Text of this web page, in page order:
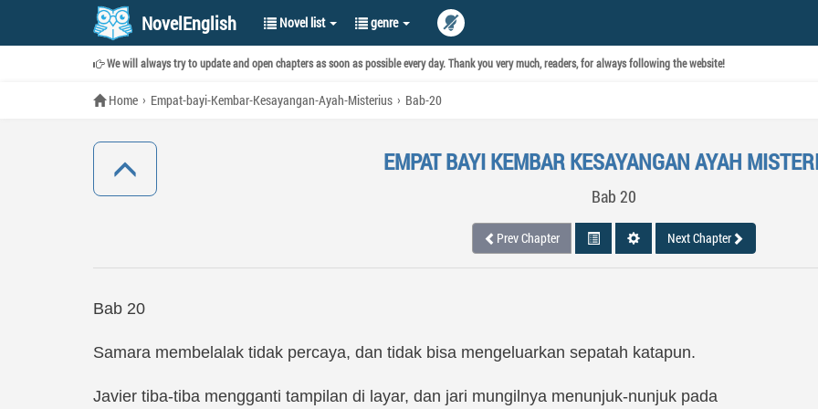
NovelEnglish Novel list genre
We will always try to update and open chapters as soon as possible every day. Thank you very much, readers, for always following the website!
Home Empat-bayi-Kembar-Kesayangan-Ayah-Misterius Bab-20
EMPAT BAYI KEMBAR KESAYANGAN AYAH
Bab 20
Prev Chapter Next Chapter
Bab 20
Samara membelalak tidak percaya, dan tidak bisa mengeluarkan sepatah katapun.
Javier tiba-tiba mengganti tampilan di layar, dan jari mungilnya menunjuk-nunjuk pada